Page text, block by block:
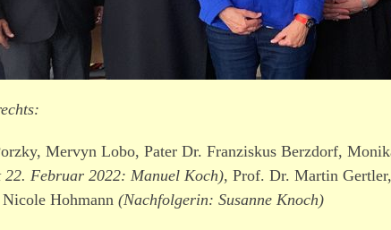
Mervyn Lobo, Pater Dr. Franziskus Berzdorf,
22. Februar 2022: Manuel Koch), Prof. Dr. Martin
Nicole Hohmann (Nachfolgerin: Susanne Knoch)